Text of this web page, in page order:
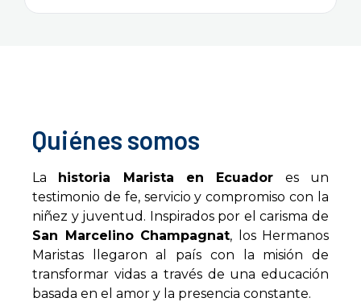
Quiénes somos
La historia Marista en Ecuador es un
testimonio de fe, servicio y compromiso con la
niñez y juventud. Inspirados por el carisma de
San Marcelino Champagnat, los Hermanos
Maristas llegaron al país con la misión de
transformar vidas a través de una educación
basada en el amor y la presencia constante.